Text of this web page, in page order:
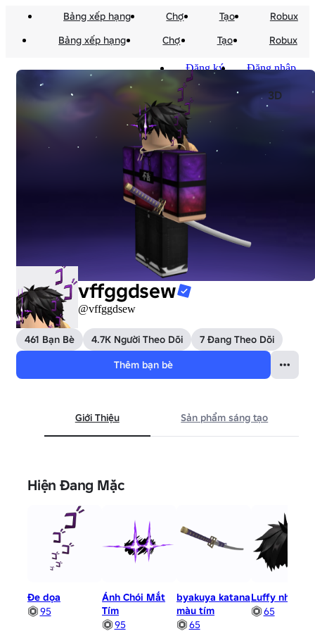
Bảng xếp hạng Chợ Tạo
Robux
Bảng xếp hạng
Chợ Tạo Robux
Đăng ký Đăng nhập
3D
vffggdsew
@vffggdsew
461 Bạn Bè 4.7K Người Theo Dõi
7 Đang Theo Dõi
Thêm bạn bè
Giới Thiệu Sản phẩm sáng tạo
Hiện Đang Mặc
Đe dọa
95
Ánh Chói Mắt
Tím
95
byakuya katana
màu tím
65
Luffy nhí
65